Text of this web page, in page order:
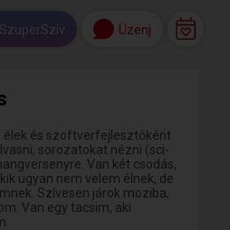
SzuperSzív Üzenj
élek és szoftverfejlesztőként
sorozatokat nézni (sci-
Van két csodás,
ugyan nem velem élnek, de
Szívesen járok moziba,
Van egy tacsim, aki